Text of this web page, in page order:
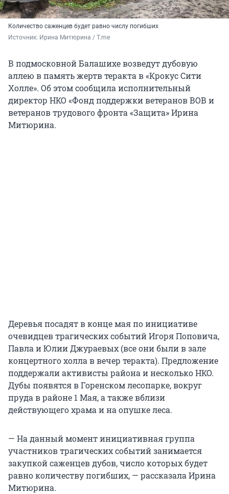
Количество саженцев будет равно числу погибших
Источник: Ирина Митюрина / T.me
В подмосковной Балашихе возведут дубовую
аллею в память жертв теракта в «Крокус Сити
Холле». Об этом сообщила исполнительный
директор НКО «Фонд поддержки ветеранов ВОВ и
ветеранов трудового фронта «Защита» Ирина
Митюрина.
Деревья посадят в конце мая по инициативе
очевидцев трагических событий Игоря Поповича,
Павла и Юлии Джураевых (все они были в зале
концертного холла в вечер теракта). Предложение
поддержали активисты района и несколько НКО.
Дубы появятся в Горенском лесопарке, вокруг
пруда в районе 1 Мая, а также вблизи
действующего храма и на опушке леса.
— На данный момент инициативная группа
участников трагических событий занимается
закупкой саженцев дубов, число которых будет
равно количеству погибших, — рассказала Ирина
Митюрина.